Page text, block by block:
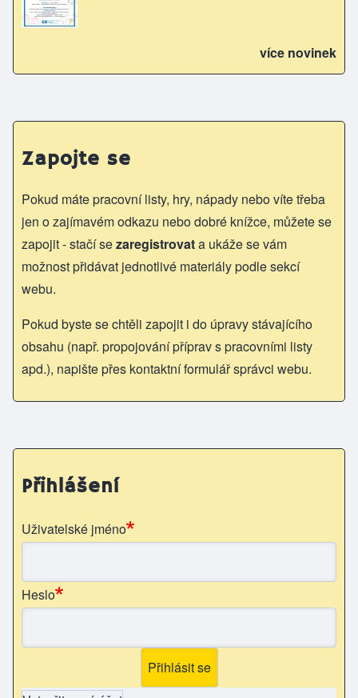
více novinek
Zapojte se
Pokud máte pracovní listy, hry, nápady nebo víte třeba
jen o zajímavém odkazu nebo dobré knížce, můžete se
zapojit - stačí sezaregistrovata ukáže se vám
možnost přidávat jednotlivé materiály podle sekcí
webu.
Pokud byste se chtěli zapojit i do úpravy stávajícího
obsahu (např. propojování příprav s pracovními listy
apd.), napište přes kontaktní formulář správci webu.
Přihlášení
Uživatelské jméno
Heslo